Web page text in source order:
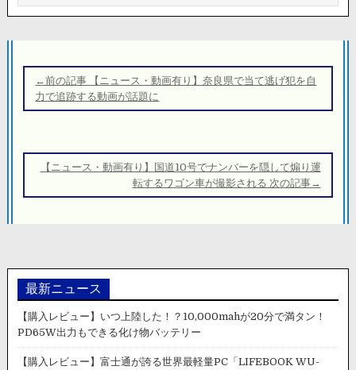
稿
ナ
ー
←前の記事 【ニュース・動画有り】奈良県で当て逃げ犯を自
力で追跡する動画が話題に
【ニュース・動画有り】国道10号でナンバーを隠して煽り運
転するワゴン車が撮影される 次の記事→
最新ニュース
【購入レビュー】いつ上陸した！？10,000mahが20分で満タン！
PD65W出力もできる化け物バッテリー
【購入レビュー】富士通が誇る世界最軽量PC「LIFEBOOK WU-